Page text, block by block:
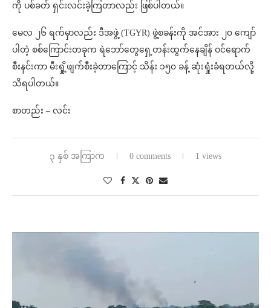
ကို ပစ်ခတ် ရှင်းလင်းခဲ့ကြတာလည်း ဖြစ်ပါတယ်။
မေလ ၂၆ ရက်မှာလည်း ဒီအဖွဲ့ (TGYR) ဖွဲ့စခန်းကို အင်အား ၂၀ ကျော်
ပါတဲ့ စစ်ကြောင်းတခုက ရဲဘော်တွေရှေ့တန်းထွက်နေချိန် ဝင်ရောက်
စီးနင်းကာ မီးရှို့ဖျက်စီးခဲ့တာကြောင့် သိန်း ၁၅၀ ခန့် ဆုံးရှုံးခံရတယ်လို့
သိရပါတယ်။
စာတည်း – လင်း
၃ နှစ် အကြာက 0 comments 1 views